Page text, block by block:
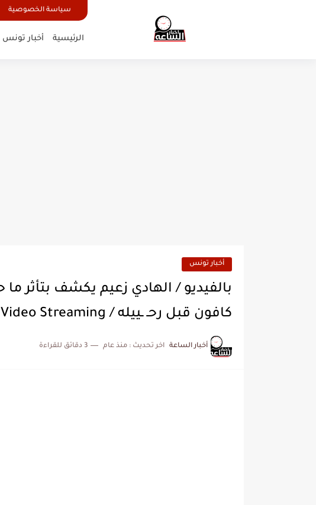
سياسة الخصوصية
الرئيسية أخبار تونس
أخبار تونس
بالفيديو / الهادي زعيم يكشف بتأثر
كافون قبل رحـ ـييله / Video Streaming
أخبار الساعة اخر تحديث : منذ عام 3 دقائق للقراءة